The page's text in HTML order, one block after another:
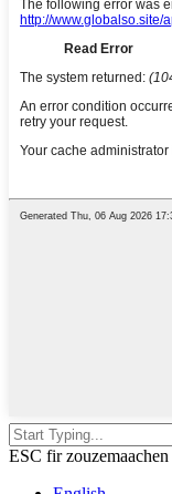
ESC fir zouzemaachen